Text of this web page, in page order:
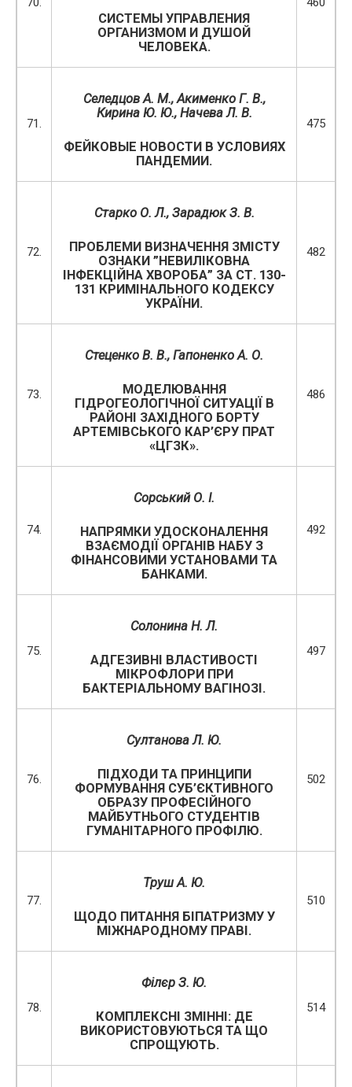
СИСТЕМЫ УПРАВЛЕНИЯ
ОРГАНИЗМОМ И ДУШОЙ
ЧЕЛОВЕКА.
71.
Селедцов А. М., Акименко Г. В.,
Кирина Ю. Ю., Начева Л. В.
ФЕЙКОВЫЕ НОВОСТИ В УСЛОВИЯХ
ПАНДЕМИИ.
475
72.
СтаркоО. Л., Зарадюк З. В.
ПРОБЛЕМИ ВИЗНАЧЕННЯ ЗМІСТУ
ОЗНАКИ ”НЕВИЛІКОВНА
ІНФЕКЦІЙНА ХВОРОБА” ЗА СТ. 130-
131 КРИМІНАЛЬНОГО КОДЕКСУ
УКРАЇНИ.
482
73.
Стеценко В. В., Гапоненко А. О.
МОДЕЛЮВАННЯ
ГІДРОГЕОЛОГІЧНОЇ СИТУАЦІЇ В
РАЙОНІ ЗАХІДНОГО БОРТУ
АРТЕМІВСЬКОГО КАР’ЄРУ ПРАТ
«ЦГЗК».
486
74.
Сорський О. І.
НАПРЯМКИ УДОСКОНАЛЕННЯ
ВЗАЄМОДІЇ ОРГАНІВ НАБУ З
ФІНАНСОВИМИ УСТАНОВАМИ ТА
БАНКАМИ.
492
75.
Солонина Н. Л.
АДГЕЗИВНІ ВЛАСТИВОСТІ
МІКРОФЛОРИ ПРИ
БАКТЕРІАЛЬНОМУ ВАГІНОЗІ.
497
76.
Султанова Л. Ю.
ПІДХОДИ ТА ПРИНЦИПИ
ФОРМУВАННЯ СУБ’ЄКТИВНОГО
ОБРАЗУ ПРОФЕСІЙНОГО
МАЙБУТНЬОГО СТУДЕНТІВ
ГУМАНІТАРНОГО ПРОФІЛЮ.
502
77.
Труш А. Ю.
ЩОДО ПИТАННЯ БІПАТРИЗМУ У
МІЖНАРОДНОМУ ПРАВІ.
510
78.
Філєр З. Ю.
КОМПЛЕКСНІ ЗМІННІ: ДЕ
ВИКОРИСТОВУЮТЬСЯ ТА ЩО
СПРОЩУЮТЬ.
514